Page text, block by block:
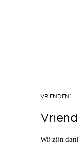
Wij zijn